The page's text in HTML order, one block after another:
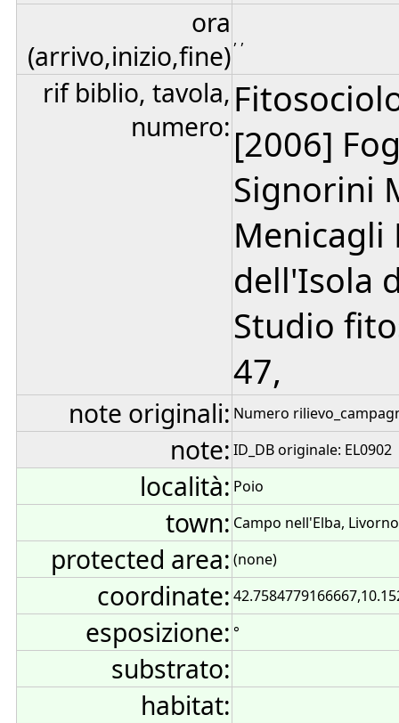
ora
(arrivo,inizio,fine), ,
rif biblio, tavola,
numero: [2006]
Signorini
Menicagli
dell'Isola
Studio
47,
note originali: Numero
note: ID_DB originale: EL0902
località: Poio
town: Campo nell'Elba,
protected area: (none)
coordinate:
esposizione: °
substrato:
habitat: